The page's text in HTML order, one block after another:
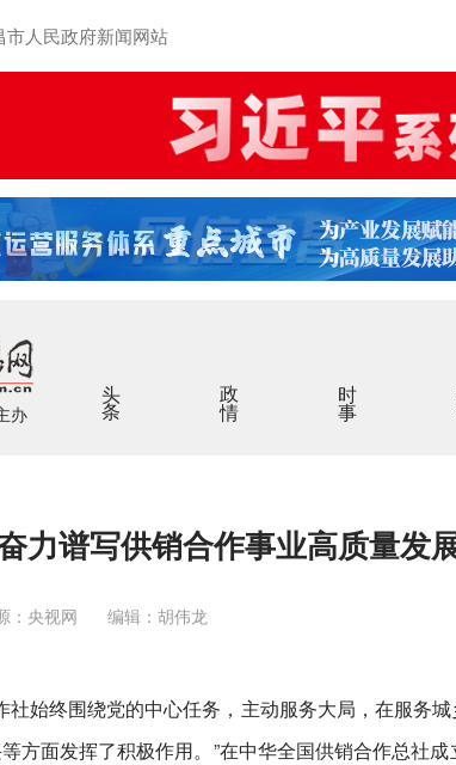
人民政府新闻网站
办
头条 政情 时事
力谱写供销合作事业高质量发
：​央视网 编辑：胡伟龙
社始终围绕党的中心任务，主动服务大局，在服务
方面发挥了积极作用。”在中华全国供销合作总社